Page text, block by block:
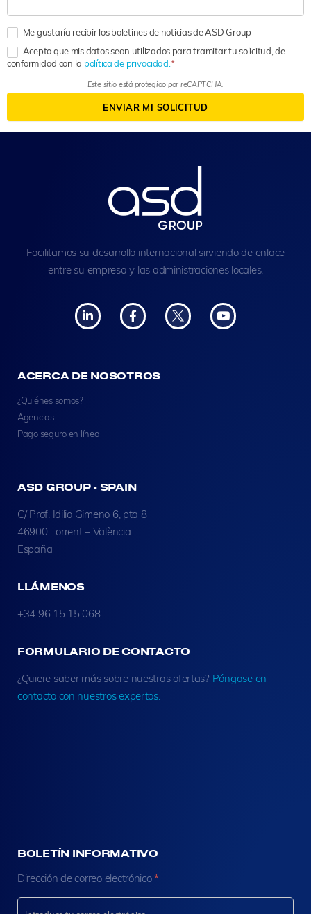
Me gustaría recibir los boletines de noticias de ASD Group
Acepto que mis datos sean utilizados para tramitar tu solicitud, de
conformidad con la política de privacidad.
Este sitio está protegido por reCAPTCHA.
ENVIAR MI SOLICITUD
Facilitamos su desarrollo internacional sirviendo de enlace
entre su empresa y las administraciones locales.
ACERCA DE NOSOTROS
¿Quiénes somos?
Agencias
Pago seguro en línea
ASD GROUP - SPAIN
C/ Prof. Idilio Gimeno 6, pta 8
46900 Torrent – València
España
LLÁMENOS
+34 96 15 15 068
FORMULARIO DE CONTACTO
¿Quiere saber más sobre nuestras ofertas? Póngase en
contacto con nuestros expertos.
BOLETÍN INFORMATIVO
N
w
Dirección de correo electrónico*